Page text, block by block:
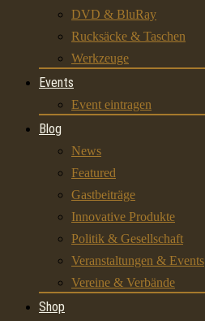
DVD & BluRay
Rucksäcke & Taschen
Werkzeuge
Events
Event eintragen
Blog
News
Featured
Gastbeiträge
Innovative Produkte
Politik & Gesellschaft
Veranstaltungen & Events
Vereine & Verbände
Shop